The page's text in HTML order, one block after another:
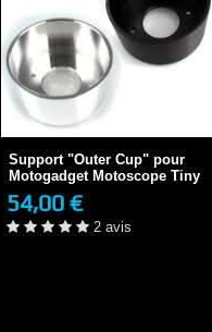
Support "Outer Cup" pour
Motogadget Motoscope Tiny
54,00 €
Support "Outer Cup" pour
Motogadget...
54,00 €
2 avis
+ DE DÉTAILS
2 avis